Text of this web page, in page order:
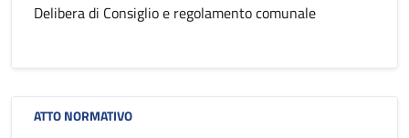
Delibera di Consiglio e regolamento comunale
ATTO NORMATIVO